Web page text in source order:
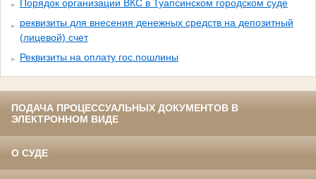
Порядок организации ВКС в Туапсинском городском суде
реквизиты для внесения денежных средств на депозитный
(лицевой) счет
Реквизиты на оплату гос.пошлины
ПОДАЧА ПРОЦЕССУАЛЬНЫХ ДОКУМЕНТОВ В
ЭЛЕКТРОННОМ ВИДЕ
О СУДЕ